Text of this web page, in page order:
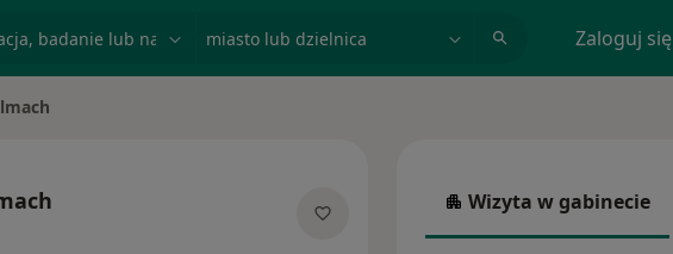
Zaloguj się
Wizyta w gabinecie
Wizyta w gabinecie